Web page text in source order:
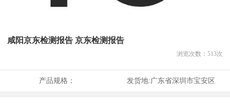
咸阳京东检测报告 京东检测报告
浏览次数： 513次
产品规格： 发货地:广东省深圳市宝安区